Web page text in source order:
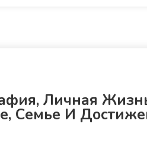
Личная
Семье И